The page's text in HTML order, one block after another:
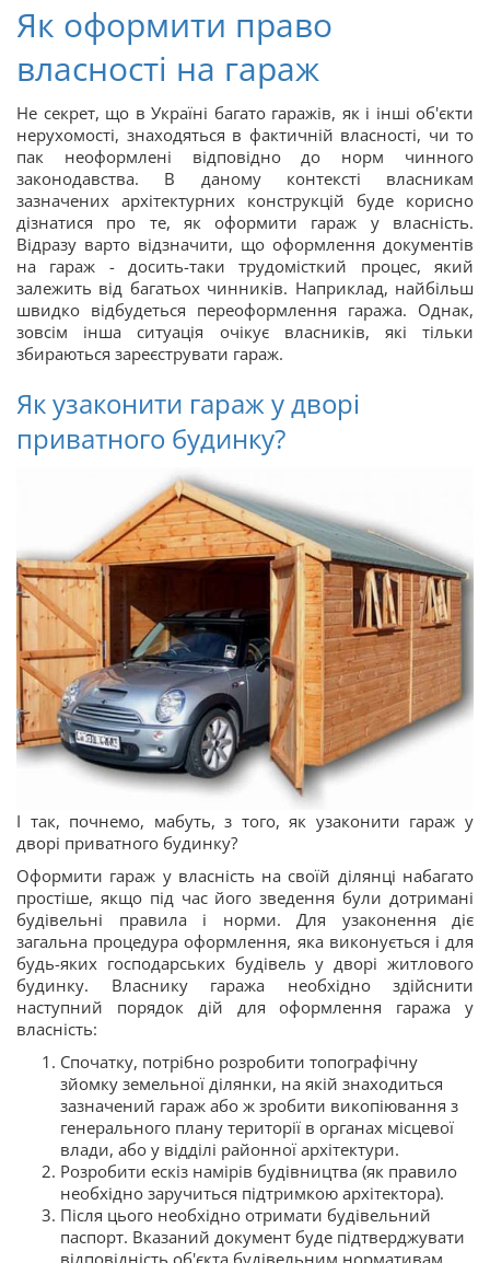
Як оформити право
власності на гараж
Не секрет, що в Україні багато гаражів, як і інші об'єкти
нерухомості, знаходяться в фактичній власності, чи то
пак неоформлені відповідно до норм чинного
законодавства. В даному контексті власникам
зазначених архітектурних конструкцій буде корисно
дізнатися про те, як оформити гараж у власність.
Відразу варто відзначити, що оформлення документів
на гараж - досить-таки трудомісткий процес, який
залежить від багатьох чинників. Наприклад, найбільш
швидко відбудеться переоформлення гаража. Однак,
зовсім інша ситуація очікує власників, які тільки
збираються зареєструвати гараж.
Як узаконити гараж у дворі
приватного будинку?
І так, почнемо, мабуть, з того, як узаконити гараж у
дворі приватного будинку?
Оформити гараж у власність на своїй ділянці набагато
простіше, якщо під час його зведення були дотримані
будівельні правила і норми. Для узаконення діє
загальна процедура оформлення, яка виконується і для
будь-яких господарських будівель у дворі житлового
будинку. Власнику гаража необхідно здійснити
наступний порядок дій для оформлення гаража у
власність:
Спочатку, потрібно розробити топографічну
зйомку земельної ділянки, на якій знаходиться
зазначений гараж або ж зробити викопіювання з
генерального плану території в органах місцевої
влади, або у відділі районної архітектури.
Розробити ескіз намірів будівництва (як правило
необхідно заручиться підтримкою архітектора).
Після цього необхідно отримати будівельний
паспорт. Вказаний документ буде підтверджувати
відповідність об'єкта будівельним нормативам.